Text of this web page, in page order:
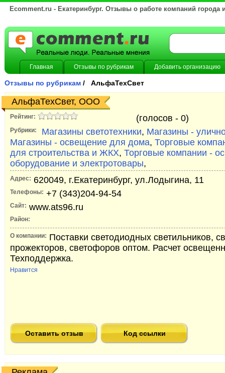
Ecomment.ru - Екатеринбург. Отзывы о работе компаний города
Главная Отзывы по рубрикам Добавить организацию
Отзывы по рубрикам / АльфаТехСвет
АльфаТехСвет, OOO
Рейтинг: (голосов - 0)
Рубрики: Магазины светотехники, Магазины -
Магазины - освещение для дома, Торговые
для строительства и ЖКХ, Торговые компании -
оборудование и электротовары,
Адрес: 620049, г.Екатеринбург, ул.Лодыгина, 11
Телефоны: +7 (343)204-94-54
Сайт: www.ats96.ru
Район:
О компании: Поставки светодиодных светильников,
прожекторов, светофоров оптом. Расчет
Техподдержка.
Нравится
Оставить отзыв Код ссылки